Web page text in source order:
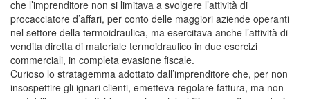
che l’imprenditore non si limitava a svolgere l’attività di
procacciatore d’affari, per conto delle maggiori aziende operanti
nel settore della termoidraulica, ma esercitava anche l’attività di
vendita diretta di materiale termoidraulico in due esercizi
commerciali, in completa evasione fiscale.
Curioso lo stratagemma adottato dall’imprenditore che, per non
insospettire gli ignari clienti, emetteva regolare fattura, ma non